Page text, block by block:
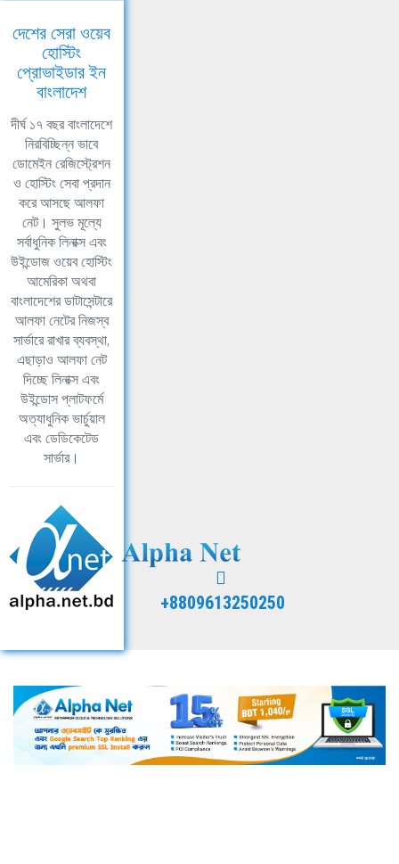
দেশের সেরা ওয়েব
হোস্টিং
প্রোভাইডার ইন
বাংলাদেশ
দীর্ঘ ১৭ বছর বাংলাদেশে
নিরবিচ্ছিন্ন ভাবে
ডোমেইন রেজিস্ট্রেশন
ও হোস্টিং সেবা প্রদান
করে আসছে আলফা
নেট। সুলভ মূল্যে
সর্বাধুনিক লিনাক্স এবং
উইন্ডোজ ওয়েব হোস্টিং
আমেরিকা অথবা
বাংলাদেশের ডাটাসেন্টারে
আলফা নেটের নিজস্ব
সার্ভারে রাখার ব্যবস্থা,
এছাড়াও আলফা নেট
দিচ্ছে লিনাক্স এবং
উইন্ডোস প্লাটফর্মে
অত্যাধুনিক ভার্চুয়াল
এবং ডেডিকেটেড
সার্ভার।
+8809613250250